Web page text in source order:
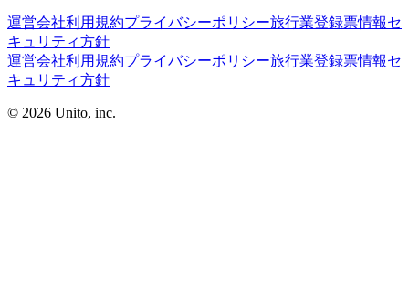
運営会社利用規約プライバシーポリシー旅行業登録票情報セ
キュリティ方針
運営会社利用規約プライバシーポリシー旅行業登録票情報セ
キュリティ方針
©︎ 2026 Unito, inc.